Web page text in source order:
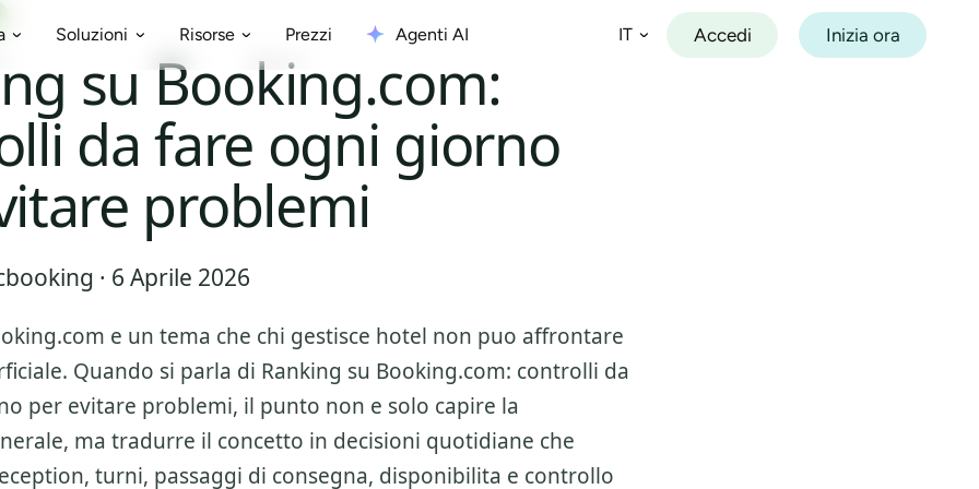
Soluzioni Risorse Prezzi Agenti AI IT Accedi Inizia ora
su Booking.com:
da fare ogni giorno
problemi
· 6 Aprile 2026
e un tema che chi gestisce hotel non puo affrontare
Quando si parla di Ranking su Booking.com: controlli da
per evitare problemi, il punto non e solo capire la
ma tradurre il concetto in decisioni quotidiane che
turni, passaggi di consegna, disponibilita e controllo